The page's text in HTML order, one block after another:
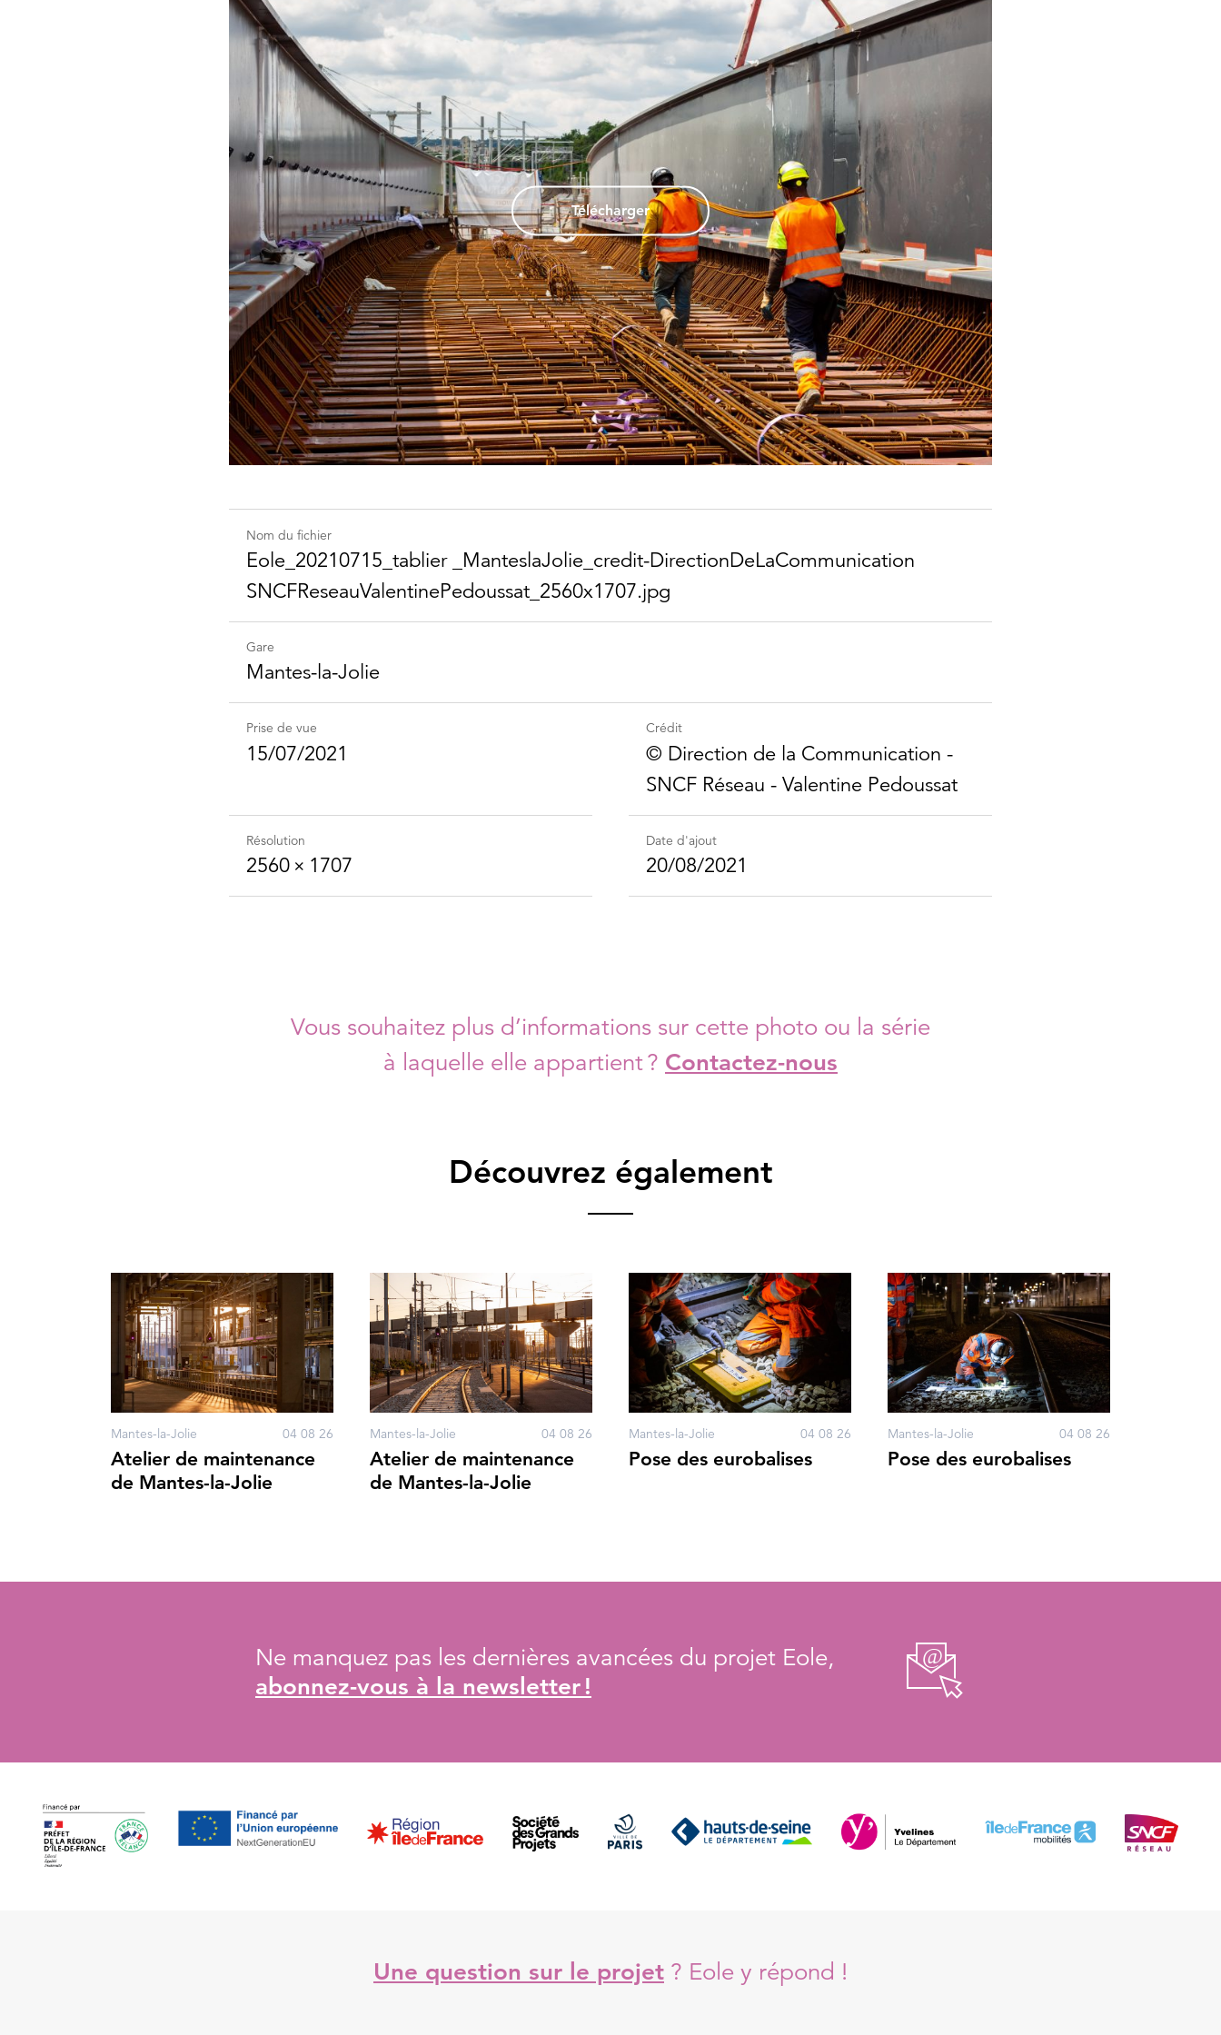
Télécharger
Nom du fichier
Eole_​20210715_​tablier _​Mantesla​Jolie_​credit-​Direction​DeLaCommunication​
SNCFReseau​Valentine​Pedoussat_​2560x1707.jpg
Gare
Mantes-la-Jolie
Prise de vue
15/07/2021
Crédit
©️ Direction de la Communication -
SNCF Réseau - Valentine Pedoussat
Résolution
2560 × 1707
Date d'ajout
20/08/2021
Vous souhaitez plus d’informations sur cette photo ou la série
à laquelle elle appartient ? Contactez-nous
Découvrez également
Mantes-la-Jolie 04 08 26
Atelier de maintenance
de Mantes-la-Jolie
Mantes-la-Jolie 04 08 26
Atelier de maintenance
de Mantes-la-Jolie
Mantes-la-Jolie 04 08 26
Pose des eurobalises
Mantes-la-Jolie 04 08 26
Pose des eurobalises
Ne manquez pas les dernières avancées du projet Eole,
abonnez-vous à la newsletter !
Une question sur le projet ? Eole y répond !